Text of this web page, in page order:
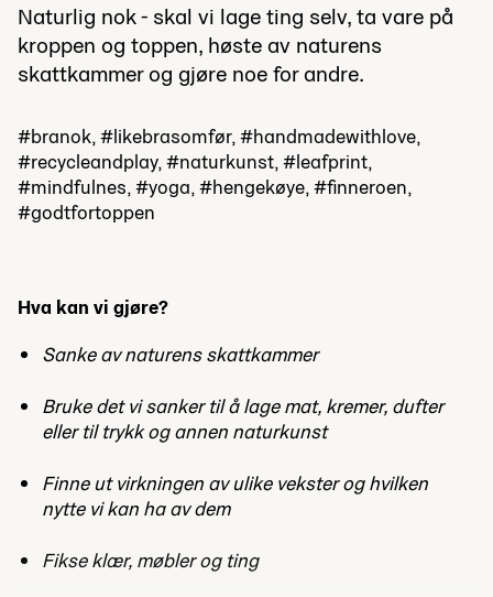
Naturlig nok - skal vi lage ting selv, ta vare på
kroppen og toppen, høste av naturens
skattkammer og gjøre noe for andre.
#branok, #likebrasomfør, #handmadewithlove,
#recycleandplay, #naturkunst, #leafprint,
#mindfulnes, #yoga, #hengekøye, #finneroen,
#godtfortoppen
Hva kan vi gjøre?
Sanke av naturens skattkammer
Bruke det vi sanker til å lage mat, kremer, dufter
eller til trykk og annen naturkunst
Finne ut virkningen av ulike vekster og hvilken
nytte vi kan ha av dem
Fikse klær, møbler og ting